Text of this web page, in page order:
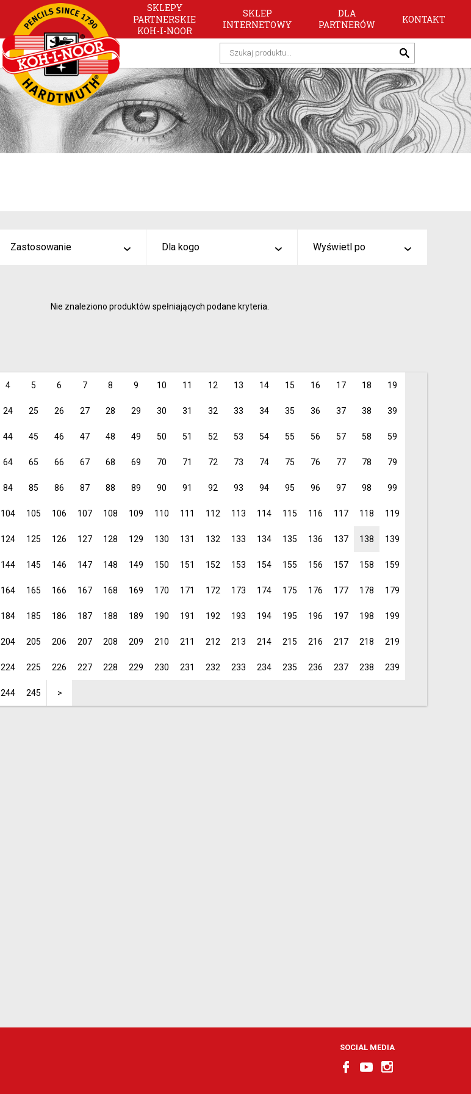
SKLEPY
PARTNERSKIE
KOH-I-NOOR
SKLEP
INTERNETOWY
DLA
PARTNERÓW
KONTAKT
Zastosowanie Dla kogo Wyświetl po
Nie znaleziono produktów spełniających podane kryteria.
4 5 6 7 8 9 10 11 12 13 14 15 16 17 18 19
24 25 26 27 28 29 30 31 32 33 34 35 36 37 38 39
44 45 46 47 48 49 50 51 52 53 54 55 56 57 58 59
64 65 66 67 68 69 70 71 72 73 74 75 76 77 78 79
84 85 86 87 88 89 90 91 92 93 94 95 96 97 98 99
104 105 106 107 108 109 110 111 112 113 114 115 116 117 118 119
124 125 126 127 128 129 130 131 132 133 134 135 136 137 138 139
144 145 146 147 148 149 150 151 152 153 154 155 156 157 158 159
164 165 166 167 168 169 170 171 172 173 174 175 176 177 178 179
184 185 186 187 188 189 190 191 192 193 194 195 196 197 198 199
204 205 206 207 208 209 210 211 212 213 214 215 216 217 218 219
224 225 226 227 228 229 230 231 232 233 234 235 236 237 238 239
244 245 >
SOCIAL MEDIA